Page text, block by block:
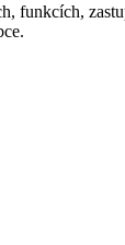
funkcích,